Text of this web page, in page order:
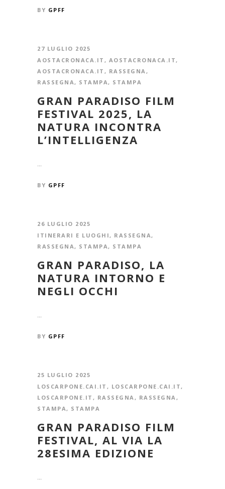
BY GPFF
27 LUGLIO 2025
AOSTACRONACA.IT , AOSTACRONACA.IT,
AOSTACRONACA.IT , RASSEGNA,
RASSEGNA, STAMPA, STAMPA
GRAN PARADISO FILM
FESTIVAL 2025, LA
NATURA INCONTRA
L’INTELLIGENZA
...
BY GPFF
26 LUGLIO 2025
ITINERARI E LUOGHI, RASSEGNA,
RASSEGNA, STAMPA, STAMPA
GRAN PARADISO, LA
NATURA INTORNO E
NEGLI OCCHI
...
BY GPFF
25 LUGLIO 2025
LOSCARPONE.CAI.IT , LOSCARPONE.CAI.IT,
LOSCARPONE.IT , RASSEGNA, RASSEGNA,
STAMPA, STAMPA
GRAN PARADISO FILM
FESTIVAL, AL VIA LA
28ESIMA EDIZIONE
...